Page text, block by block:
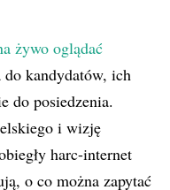
żywo oglądać
do kandydatów, ich
do posiedzenia.
i wizję
harc-internet
o co można zapytać